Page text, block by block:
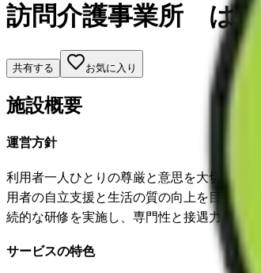
訪問介護事業所 はる
共有する お気に入り
施設概要
運営方針
利用者一人ひとりの尊厳と意思を大切にし
用者の自立支援と生活の質の向上を目指し
続的な研修を実施し、専門性と接遇力の向
サービスの特色